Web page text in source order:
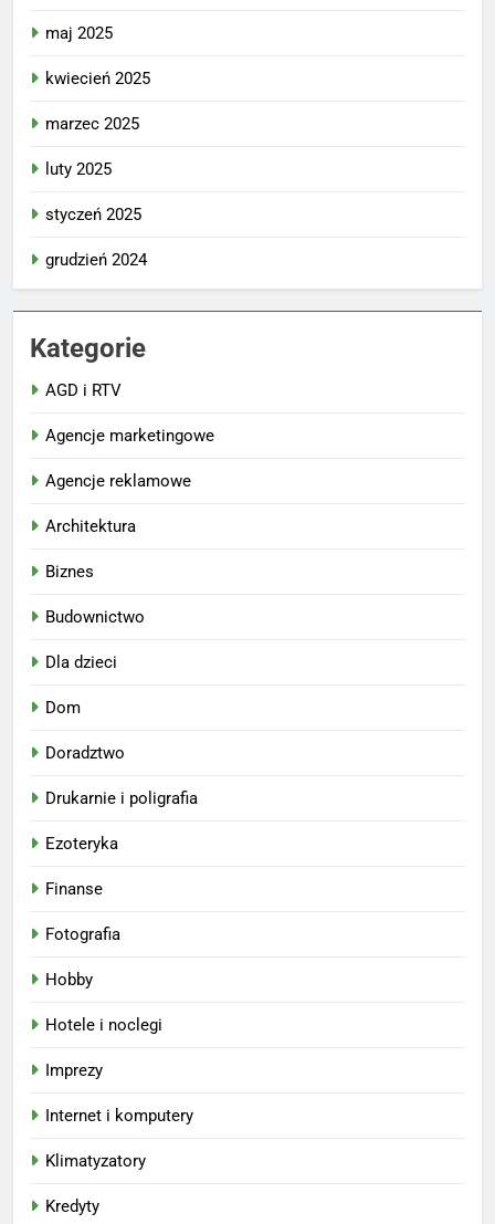
maj 2025
kwiecień 2025
marzec 2025
luty 2025
styczeń 2025
grudzień 2024
Kategorie
AGD i RTV
Agencje marketingowe
Agencje reklamowe
Architektura
Biznes
Budownictwo
Dla dzieci
Dom
Doradztwo
Drukarnie i poligrafia
Ezoteryka
Finanse
Fotografia
Hobby
Hotele i noclegi
Imprezy
Internet i komputery
Klimatyzatory
Kredyty